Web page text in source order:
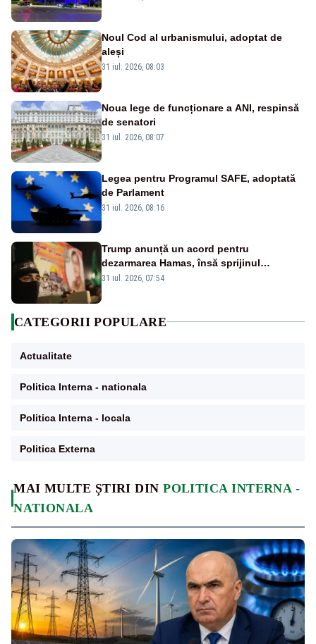
MAI MULTE ȘTIRI DINPOLITICA INTERNA -
NATIONALA
Noul Cod al urbanismului, adoptat de
aleși
31 iul. 2026, 08:03
Noua lege de funcționare a ANI, respinsă
de senatori
31 iul. 2026, 08:07
Legea pentru Programul SAFE, adoptată
de Parlament
31 iul. 2026, 08:16
Trump anunță un acord pentru
dezarmarea Hamas, însă sprijinul
Israelului rămâne incert
31 iul. 2026, 07:54
CATEGORII POPULARE
Actualitate
Politica Interna - nationala
Politica Interna - locala
Politica Externa